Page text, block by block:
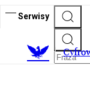
Serwisy
C